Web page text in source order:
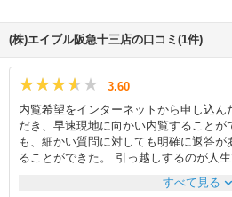
(株)エイブル阪急十三店の口コミ(1件)
★★★★★
★★★★★ 3.60
内覧希望をインターネットから申し込
だき、早速現地に向かい内覧すること
も、細かい質問に対しても明確に返答
ることができた。 引っ越しするのが人
分では思いつかないような鍵の交換など
かったなと思う。 家賃は安くならなか
すべて見る expand_more